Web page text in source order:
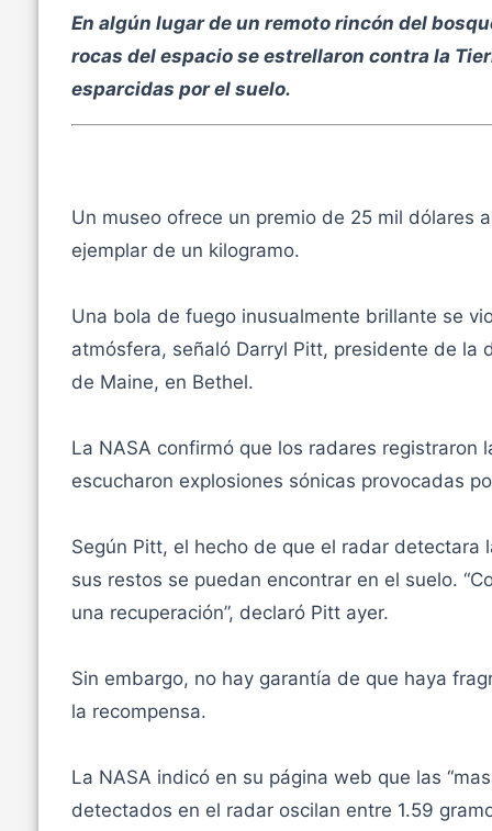
En algún lugar de un remoto rincón del
rocas del espacio se estrellaron contra la
esparcidas por el suelo.
Un museo ofrece un premio de 25 mil dólares
ejemplar de un kilogramo.
Una bola de fuego inusualmente brillante se
atmósfera, señaló Darryl Pitt, presidente de la
de Maine, en Bethel.
La NASA confirmó que los radares
escucharon explosiones sónicas provocadas
Según Pitt, el hecho de que el radar
sus restos se puedan encontrar en el suelo.
una recuperación”, declaró Pitt ayer.
Sin embargo, no hay garantía de que haya
la recompensa.
La NASA indicó en su página web que las
detectados en el radar oscilan entre 1.59